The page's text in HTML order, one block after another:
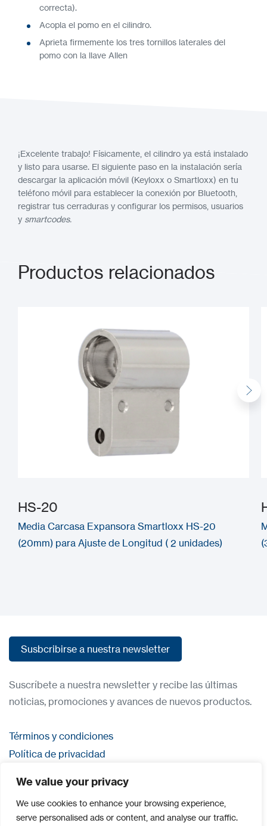
We value your privacy
We use cookies to enhance your browsing experience,
serve personalised ads or content, and analyse our traffic.
correcta).
Acopla el pomo en el cilindro.
Aprieta firmemente los tres tornillos laterales del
pomo con la llave Allen
¡Excelente trabajo! Físicamente, el cilindro ya está instalado
y listo para usarse. El siguiente paso en la instalación sería
descargar la aplicación móvil (Keyloxx o Smartloxx) en tu
teléfono móvil para establecer la conexión por Bluetooth,
registrar tus cerraduras y configurar los permisos, usuarios
y smartcodes.
Productos relacionados
HS-20
Media Carcasa Expansora Smartloxx HS-20
(20mm) para Ajuste de Longitud ( 2 unidades)
Susbcribirse a nuestra newsletter
Suscríbete a nuestra newsletter y recibe las últimas
noticias, promociones y avances de nuevos productos.
Términos y condiciones
Política de privacidad
Iniciar sesión